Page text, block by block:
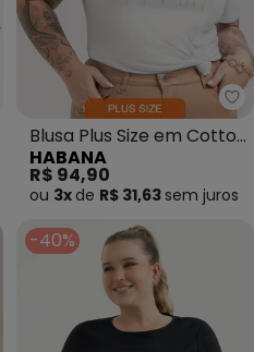
Glam - Blusa Feminina
Blusa Plus Size em Cotton
(Branco )
HABANA
R$ 94,90
ou 3x de R$ 31,63 sem juros
-40%